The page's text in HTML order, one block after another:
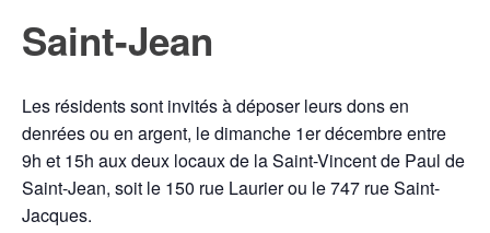
Saint-Jean
Les résidents sont invités à déposer leurs dons en
denrées ou en argent, le dimanche 1er décembre entre
9h et 15h aux deux locaux de la Saint-Vincent de Paul de
Saint-Jean, soit le 150 rue Laurier ou le 747 rue Saint-
Jacques.